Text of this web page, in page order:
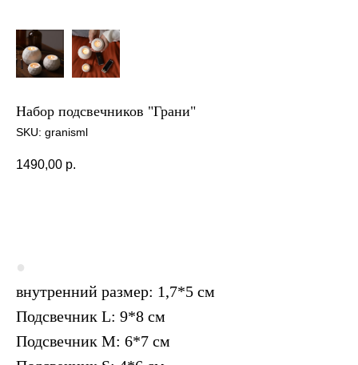
Набор подсвечников "Грани"
SKU: granisml
1490,00 р.
●
внутренний размер: 1,7*5 см
Подсвечник L: 9*8 см
Подсвечник M: 6*7 см